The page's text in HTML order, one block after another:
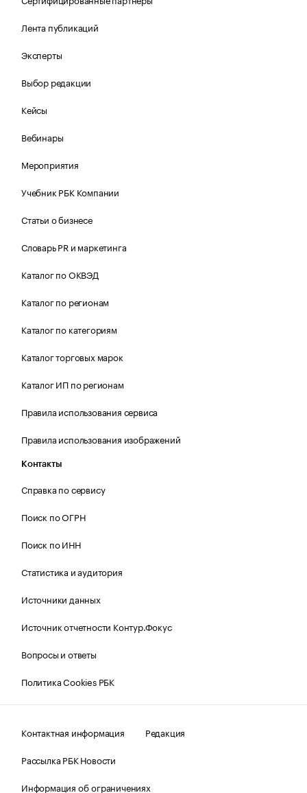
Лента публикаций
Эксперты
Выбор редакции
Кейсы
Вебинары
Мероприятия
Учебник РБК Компании
Статьи о бизнесе
Словарь PR и маркетинга
Каталог по ОКВЭД
Каталог по регионам
Каталог по категориям
Каталог торговых марок
Каталог ИП по регионам
Правила использования сервиса
Правила использования изображений
Контакты
Справка по сервису
Поиск по ОГРН
Поиск по ИНН
Статистика и аудитория
Источники данных
Источник отчетности Контур.Фокус
Вопросы и ответы
Политика Cookies РБК
Контактная информация
Редакция
Рассылка РБК Новости
Информация об ограничениях